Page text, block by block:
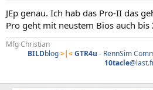
JEp genau. Ich hab das Pro-II das
Pro geht mit neustem Bios auch bis
Mfg Christian
BILDblog>|<GTR4u - RennSim
10tacle